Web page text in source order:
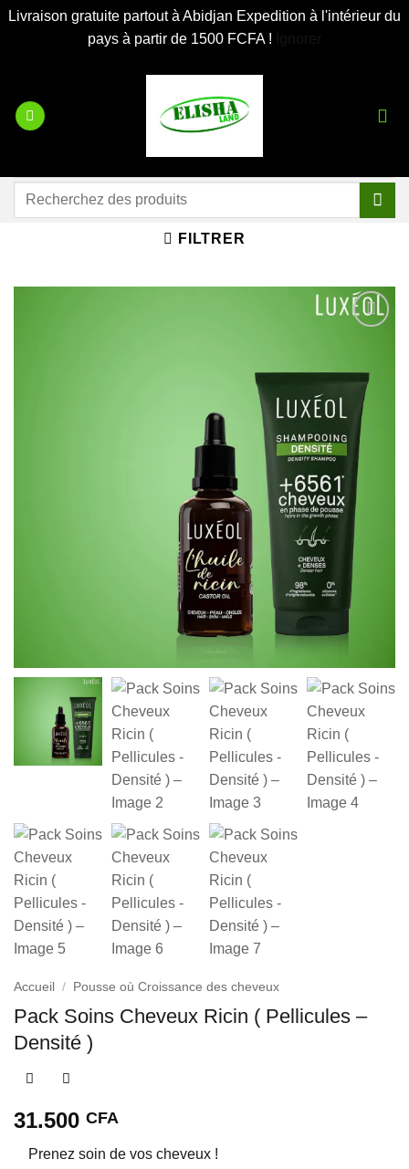
Livraison gratuite partout à Abidjan Expedition à l'intérieur du
pays à partir de 1500 FCFA !
contenu
Recherche
FILTRER
d’envies
Accueil / Pousse où Croissance des cheveux
Pack Soins Cheveux Ricin ( Pellicules –
Densité )
31.500 CFA
Prenez soin de vos cheveux !